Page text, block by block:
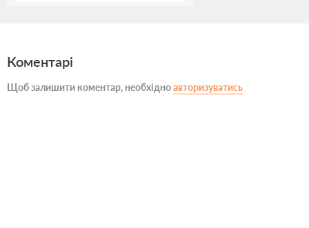
Коментарі
Щоб залишити коментар, необхідноавторизуватись